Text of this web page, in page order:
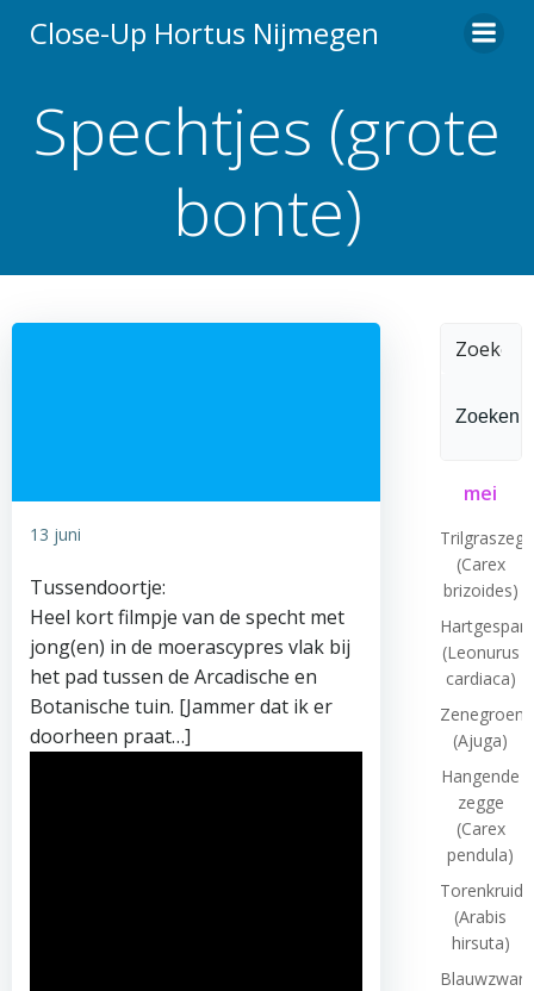
naar
Close-Up Hortus Nijmegen
Spechtjes (grote
bonte)
13 juni
Tussendoortje:
Heel kort filmpje van de specht met
jong(en) in de moerascypres vlak bij
het pad tussen de Arcadische en
Botanische tuin. [Jammer dat ik er
doorheen praat…]
Zoeken
mei
(Carex
brizoides)
Hartgespan
(Leonurus
cardiaca)
Zenegroen
(Ajuga)
Hangende
zegge
(Carex
pendula)
Torenkruid
(Arabis
hirsuta)